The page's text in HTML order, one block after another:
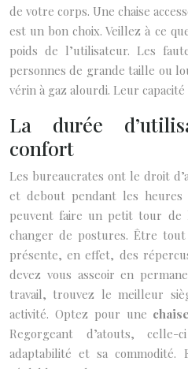
de votre corps. Une chaise
est un bon choix. Veillez à ce
poids de l’utilisateur. Les
personnes de grande taille ou
vérin à gaz alourdi. Leur
La durée
confort
Les bureaucrates ont le droit
et debout pendant les
peuvent faire un petit tour de
changer de postures. Être
présente, en effet, des
devez vous asseoir en
travail, trouvez le meilleur
activité. Optez pour une
Regorgeant d’atouts,
adaptabilité et sa commodité.